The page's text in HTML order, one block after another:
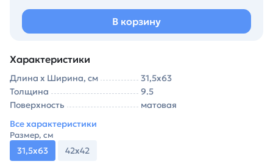
В корзину
Характеристики
Длина х Ширина, см
31,5х63
Толщина
9.5
Поверхность
матовая
Все характеристики
Размер, см
31,5х63 42х42